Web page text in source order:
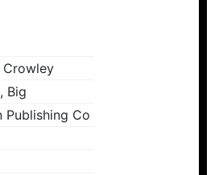
Crowley
Big
Publishing Co